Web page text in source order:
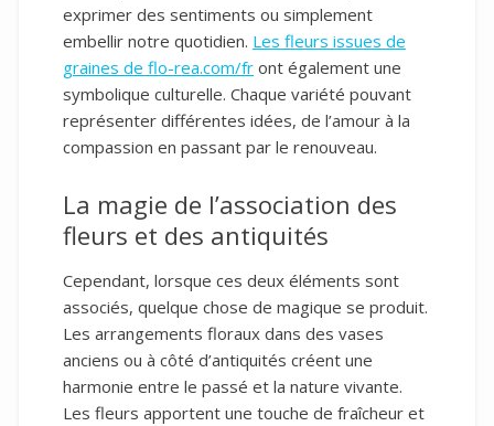
exprimer des sentiments ou simplement
embellir notre quotidien. Les fleurs issues de
graines de flo-rea.com/fr ont également une
symbolique culturelle. Chaque variété pouvant
représenter différentes idées, de l’amour à la
compassion en passant par le renouveau.
La magie de l’association des
fleurs et des antiquités
Cependant, lorsque ces deux éléments sont
associés, quelque chose de magique se produit.
Les arrangements floraux dans des vases
anciens ou à côté d’antiquités créent une
harmonie entre le passé et la nature vivante.
Les fleurs apportent une touche de fraîcheur et